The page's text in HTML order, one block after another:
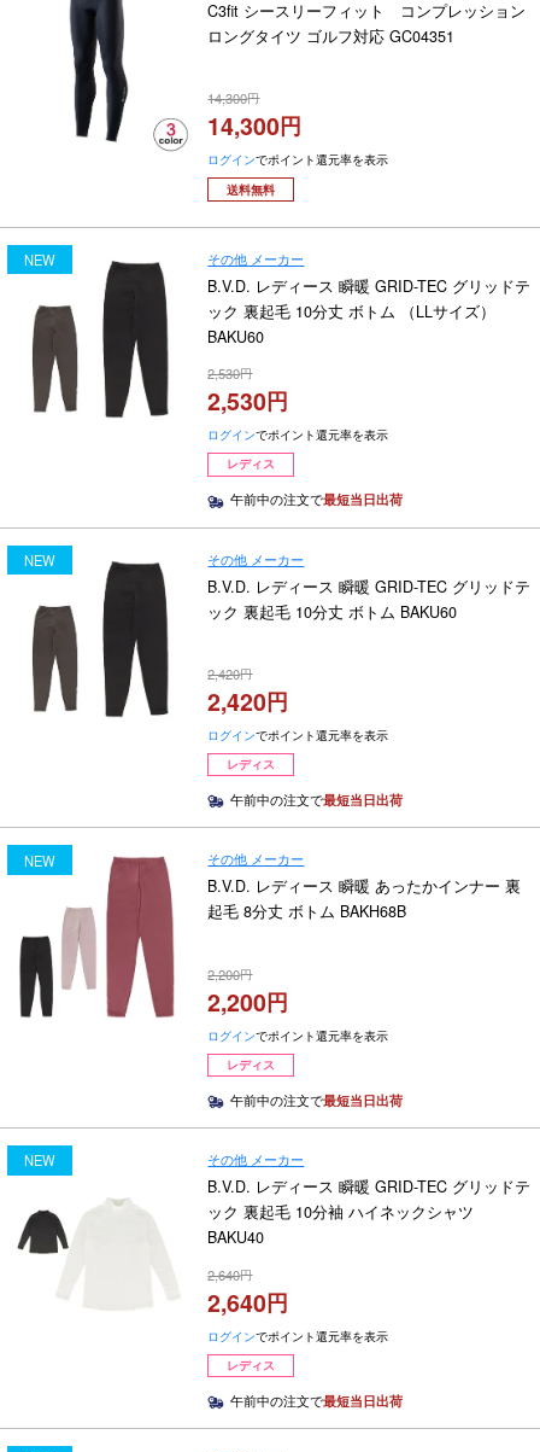
C3fit シースリーフィット コンプレッション
ロングタイツ ゴルフ対応 GC04351
14,300
14,300
ログインでポイント還元率を表示
送料無料
NEW その他 メーカー
B.V.D. レディース 瞬暖 GRID-TEC グリッドテ
ック 裏起毛 10分丈 ボトム （LLサイズ）
BAKU60
2,530
2,530
ログインでポイント還元率を表示
レディス
午前中の注文で最短当日出荷
NEW その他 メーカー
B.V.D. レディース 瞬暖 GRID-TEC グリッドテ
ック 裏起毛 10分丈 ボトム BAKU60
2,420
2,420
ログインでポイント還元率を表示
レディス
午前中の注文で最短当日出荷
NEW その他 メーカー
B.V.D. レディース 瞬暖 あったかインナー 裏
起毛 8分丈 ボトム BAKH68B
2,200
2,200
ログインでポイント還元率を表示
レディス
午前中の注文で最短当日出荷
NEW その他 メーカー
B.V.D. レディース 瞬暖 GRID-TEC グリッドテ
ック 裏起毛 10分袖 ハイネックシャツ
BAKU40
2,640
2,640
ログインでポイント還元率を表示
レディス
午前中の注文で最短当日出荷